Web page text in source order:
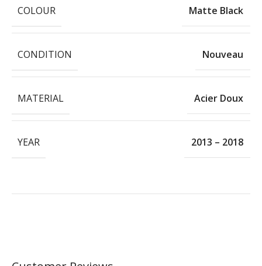
COLOUR Matte Black
CONDITION Nouveau
MATERIAL Acier Doux
YEAR 2013 – 2018